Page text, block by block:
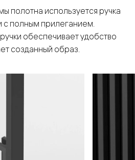
полотна используется ручка
с полным прилеганием.
обеспечивает удобство
созданный образ.